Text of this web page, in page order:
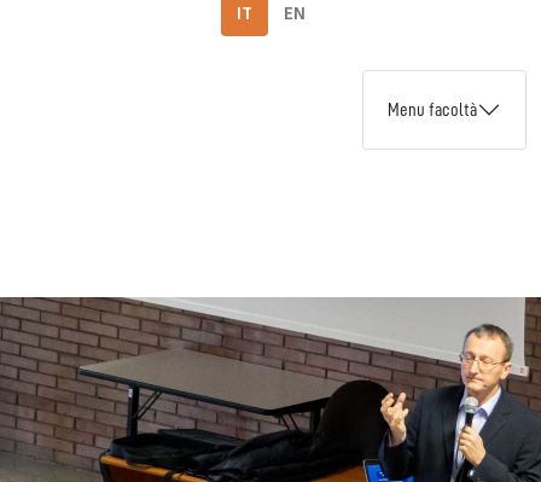
IT EN
Menu facoltà